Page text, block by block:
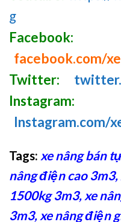
g
Facebook:
facebook.com/
Twitter:
Instagram:
Instagram.com/
Tags: xe nâng bán
nâng điện cao 3m3,
1500kg 3m3, xe
3m3, xe nâng điện